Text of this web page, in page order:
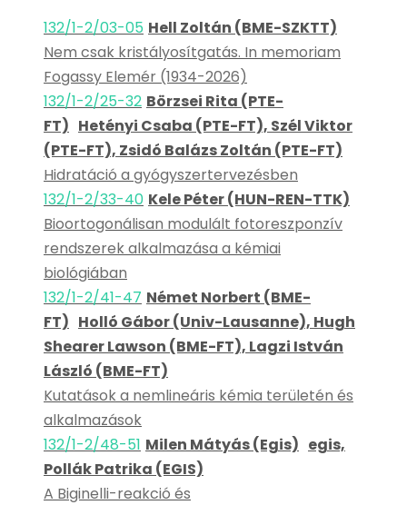
132/1-2/03-05 Hell Zoltán (BME-SZKTT)
Nem csak kristályosítgatás. In memoriam
Fogassy Elemér (1934-2026)
132/1-2/25-32 Börzsei Rita (PTE-
FT) Hetényi Csaba (PTE-FT), Szél Viktor
(PTE-FT), Zsidó Balázs Zoltán (PTE-FT)
Hidratáció a gyógyszertervezésben
132/1-2/33-40 Kele Péter (HUN-REN-TTK)
Bioortogonálisan modulált fotoreszponzív
rendszerek alkalmazása a kémiai
biológiában
132/1-2/41-47 Német Norbert (BME-
FT) Holló Gábor (Univ-Lausanne), Hugh
Shearer Lawson (BME-FT), Lagzi István
László (BME-FT)
Kutatások a nemlineáris kémia területén és
alkalmazások
132/1-2/48-51 Milen Mátyás (Egis) egis,
Pollák Patrika (EGIS)
A Biginelli-reakció és